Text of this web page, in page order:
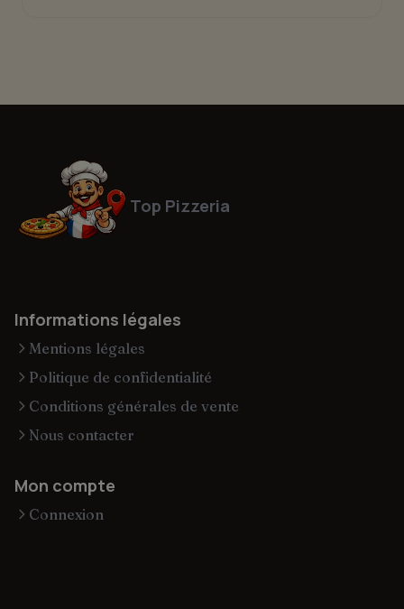
Top Pizzeria
Informations légales
Mentions légales
Politique de confidentialité
Conditions générales de vente
Nous contacter
Mon compte
Connexion